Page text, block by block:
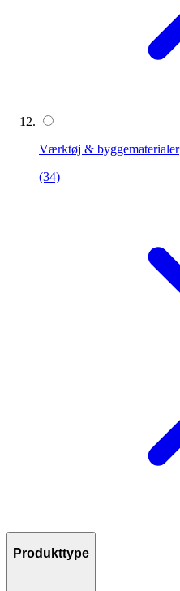
Værktøj & byggematerialer
(34)
Produkttype